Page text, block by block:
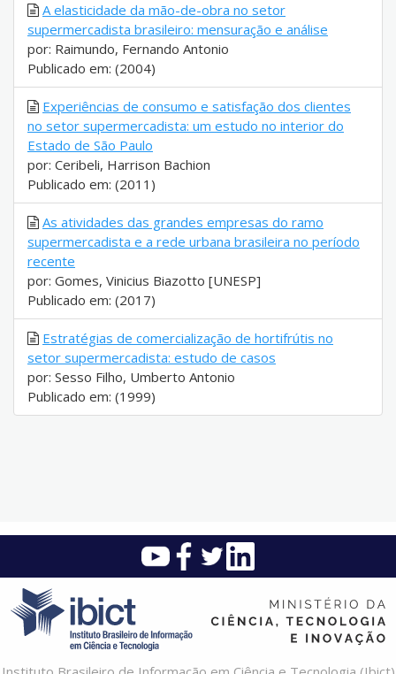
A elasticidade da mão-de-obra no setor
supermercadista brasileiro: mensuração e análise
por: Raimundo, Fernando Antonio
Publicado em: (2004)
Experiências de consumo e satisfação dos clientes
no setor supermercadista: um estudo no interior do
Estado de São Paulo
por: Ceribeli, Harrison Bachion
Publicado em: (2011)
As atividades das grandes empresas do ramo
supermercadista e a rede urbana brasileira no período
recente
por: Gomes, Vinicius Biazotto [UNESP]
Publicado em: (2017)
Estratégias de comercialização de hortifrútis no
setor supermercadista: estudo de casos
por: Sesso Filho, Umberto Antonio
Publicado em: (1999)